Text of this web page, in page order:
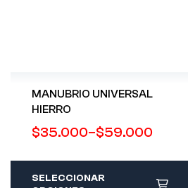
MANUBRIO UNIVERSAL
HIERRO
$35.000–$59.000
SELECCIONAR